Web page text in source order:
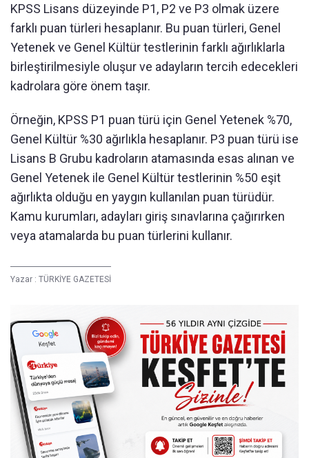
KPSS Lisans düzeyinde P1, P2 ve P3 olmak üzere
farklı puan türleri hesaplanır. Bu puan türleri, Genel
Yetenek ve Genel Kültür testlerinin farklı ağırlıklarla
birleştirilmesiyle oluşur ve adayların tercih edecekleri
kadrolara göre önem taşır.
Örneğin, KPSS P1 puan türü için Genel Yetenek %70,
Genel Kültür %30 ağırlıkla hesaplanır. P3 puan türü ise
Lisans B Grubu kadroların atamasında esas alınan ve
Genel Yetenek ile Genel Kültür testlerinin %50 eşit
ağırlıkta olduğu en yaygın kullanılan puan türüdür.
Kamu kurumları, adayları giriş sınavlarına çağırırken
veya atamalarda bu puan türlerini kullanır.
Yazar : TÜRKİYE GAZETESİ